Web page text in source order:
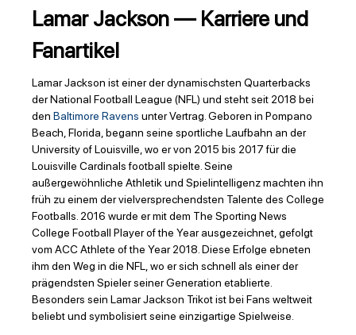
Lamar Jackson — Karriere und
Fanartikel
Lamar Jackson ist einer der dynamischsten Quarterbacks
der National Football League (NFL) und steht seit 2018 bei
den Baltimore Ravens unter Vertrag. Geboren in Pompano
Beach, Florida, begann seine sportliche Laufbahn an der
University of Louisville, wo er von 2015 bis 2017 für die
Louisville Cardinals football spielte. Seine
außergewöhnliche Athletik und Spielintelligenz machten ihn
früh zu einem der vielversprechendsten Talente des College
Footballs. 2016 wurde er mit dem The Sporting News
College Football Player of the Year ausgezeichnet, gefolgt
vom ACC Athlete of the Year 2018. Diese Erfolge ebneten
ihm den Weg in die NFL, wo er sich schnell als einer der
prägendsten Spieler seiner Generation etablierte.
Besonders sein Lamar Jackson Trikot ist bei Fans weltweit
beliebt und symbolisiert seine einzigartige Spielweise.